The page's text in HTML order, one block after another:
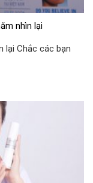
nhìn lại
lại Chắc các bạn